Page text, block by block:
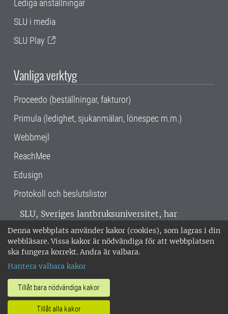
Denna webbplats använder kakor (cookies), som lagras i din
webbläsare. Vissa kakor är nödvändiga för att webbplatsen
ska fungera korrekt. Andra är valbara.
Hantera valbara kakor
Tillåt bara nödvändiga kakor
Tillåt alla kakor
Lediga anställningar
SLU i media
SLU Play
Vanliga verktyg
Proceedo (beställningar, fakturor)
Primula (ledighet, sjukanmälan, lönespec m.m.)
Webbmejl
ReachMee
Edusign
Protokoll och beslutslistor
SLU, Sveriges lantbruksuniversitet, har
verksamhet över hela Sverige. Huvudorter är
Alnarp, Uppsala och Umeå.SLU är
miljöcertifierat enligt ISO 14001. •
018-67 10 00 • Org nr: 202100-2817 •
Om SLU:s webbplatser
•Hantera kakor•Behandling av
personuppgifter